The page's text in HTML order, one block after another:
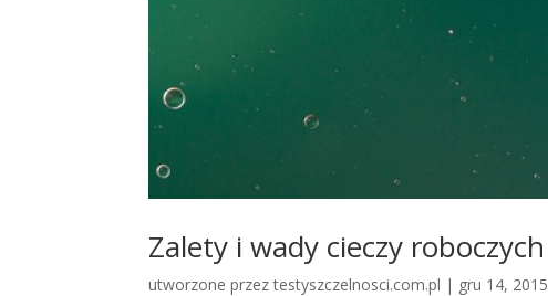
Zalety i wady cieczy roboczych
utworzone przeztestyszczelnosci.com.pl | gru 14, 2015